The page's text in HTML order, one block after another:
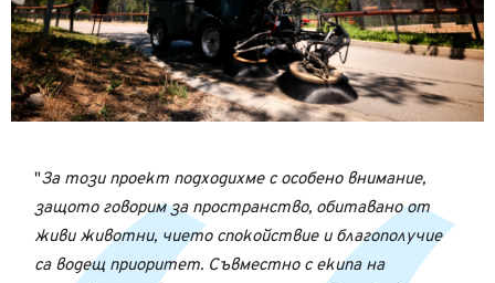
За този проект подходихме с особено внимание,
защото говорим за пространство, обитавано от
живи животни, чието спокойствие и благополучие
са водещ приоритет. Съвместно с екипа на